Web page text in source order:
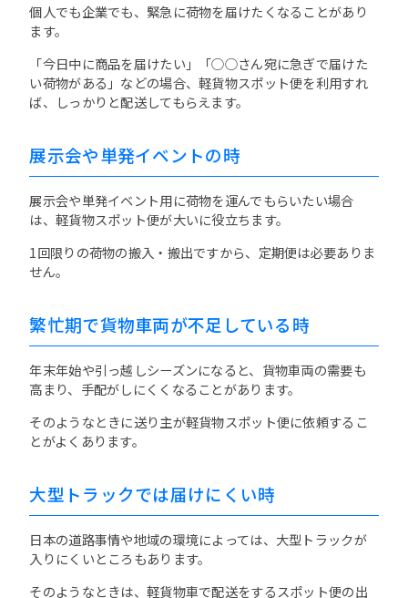
個人でも企業でも、緊急に荷物を届けたくなることがあり
ます。
「今日中に商品を届けたい」「○○さん宛に急ぎで届けた
い荷物がある」などの場合、軽貨物スポット便を利用すれ
ば、しっかりと配送してもらえます。
展示会や単発イベントの時
展示会や単発イベント用に荷物を運んでもらいたい場合
は、軽貨物スポット便が大いに役立ちます。
1回限りの荷物の搬入・搬出ですから、定期便は必要ありま
せん。
繁忙期で貨物車両が不足している時
年末年始や引っ越しシーズンになると、貨物車両の需要も
高まり、手配がしにくくなることがあります。
そのようなときに送り主が軽貨物スポット便に依頼するこ
とがよくあります。
大型トラックでは届けにくい時
日本の道路事情や地域の環境によっては、大型トラックが
入りにくいところもあります。
そのようなときは、軽貨物車で配送をするスポット便の出